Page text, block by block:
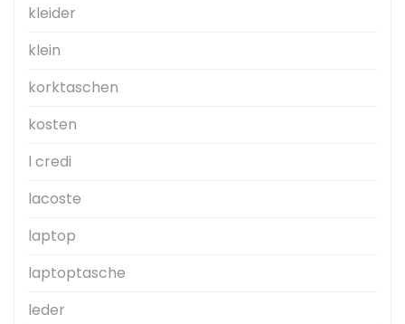
kleider
klein
korktaschen
kosten
l credi
lacoste
laptop
laptoptasche
leder